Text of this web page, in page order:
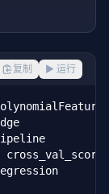
复制 ▶ 运行